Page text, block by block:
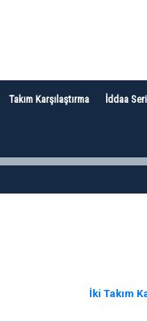
Takım Karşılaştırma İddaa
İki Takım